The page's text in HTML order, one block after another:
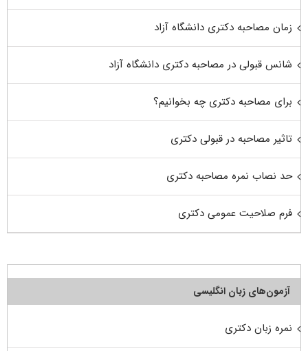
زمان مصاحبه دکتری دانشگاه آزاد
شانس قبولی در مصاحبه دکتری دانشگاه آزاد
برای مصاحبه دکتری چه بخوانیم؟
تاثیر مصاحبه در قبولی دکتری
حد نصاب نمره مصاحبه دکتری
فرم صلاحیت عمومی دکتری
آزمون‌های زبان انگلیسی
نمره زبان دکتری